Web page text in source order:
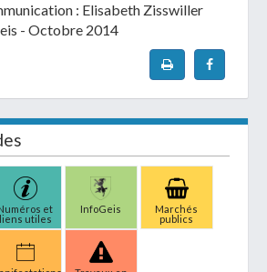
: Elisabeth Zisswiller
- Octobre 2014
et
liens utiles
InfoGeis
Marchés
publics